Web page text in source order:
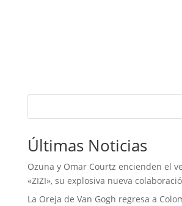
Últimas Noticias
Ozuna y Omar Courtz encienden el
«ZIZI», su explosiva nueva
La Oreja de Van Gogh regresa a